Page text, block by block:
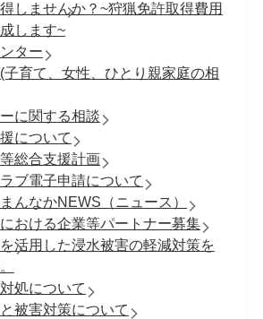
しませんか？~狩猟免許取得費用
します~
ター
子育て、女性、ひとり親家庭の相
に関する相談
について
総合支援計画
ブ電子申請について
んなかNEWS（ニュース）
おける企業等パートナー募集
活用した浸水被害の軽減対策を
処について
被害対策について